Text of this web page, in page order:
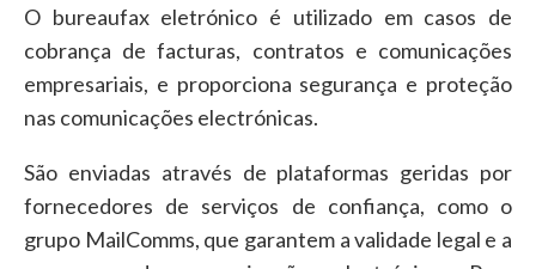
O bureaufax eletrónico é utilizado em casos de
cobrança de facturas, contratos e comunicações
empresariais, e proporciona segurança e proteção
nas comunicações electrónicas.
São enviadas através de plataformas geridas por
fornecedores de serviços de confiança, como o
grupo MailComms, que garantem a validade legal e a